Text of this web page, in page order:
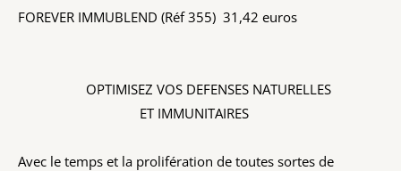
FOREVER IMMUBLEND (Réf 355) 31,42 euros
OPTIMISEZ VOS DEFENSES NATURELLES
ET IMMUNITAIRES
Avec le temps et la prolifération de toutes sortes de